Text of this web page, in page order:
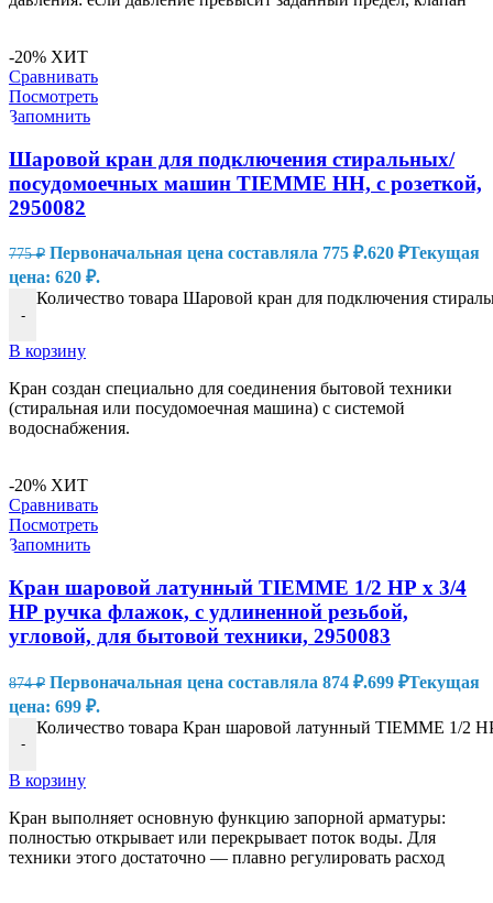
-20% ХИТ
Сравнивать
Посмотреть
Запомнить
Шаровой кран для подключения стиральных/
посудомоечных машин TIEMME НН, с розеткой,
2950082
775₽ Первоначальная цена составляла 775 ₽.620 ₽Текущая
цена: 620 ₽.
-
Количество товара Шаровой кран для подключения
В корзину
Кран создан специально для соединения бытовой техники
(стиральная или посудомоечная машина) с системой
водоснабжения.
-20% ХИТ
Сравнивать
Посмотреть
Запомнить
Кран шаровой латунный TIEMME 1/2 НР x 3/4
НР ручка флажок, с удлиненной резьбой,
угловой, для бытовой техники, 2950083
874₽ Первоначальная цена составляла 874 ₽.699 ₽Текущая
цена: 699 ₽.
-
Количество товара Кран шаровой латунный TIEMME 1/2
В корзину
Кран выполняет основную функцию запорной арматуры:
полностью открывает или перекрывает поток воды. Для
техники этого достаточно — плавно регулировать расход